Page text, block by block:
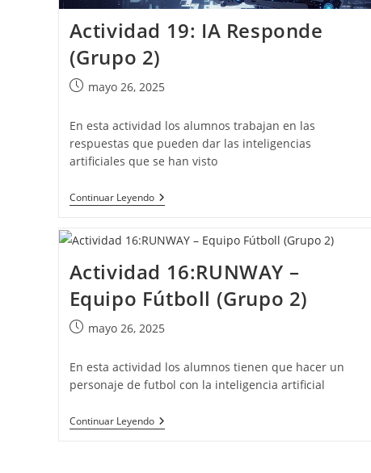
Actividad 19: IA Responde
(Grupo 2)
Publicación
la
entrada:
mayo 26, 2025
En esta actividad los alumnos trabajan en las
respuestas que pueden dar las inteligencias
artificiales que se han visto
Continuar LeyendoActividad
19:
Responde
(Grupo
2)
Actividad 16:RUNWAY –
Equipo Fútboll (Grupo 2)
Publicación
la
mayo 26, 2025
En esta actividad los alumnos tienen que hacer un
personaje de futbol con la inteligencia artificial
Continuar LeyendoActividad
16:RUNWAY